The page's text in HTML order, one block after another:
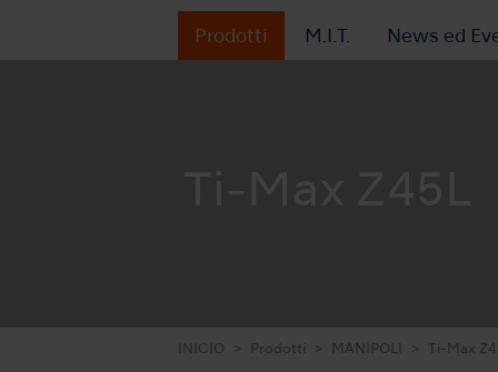
Prodotti M.I.T. News ed
INICIO Prodotti MANIPOLI Ti-Max